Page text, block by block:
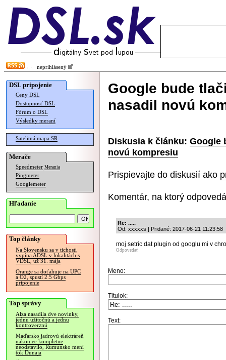
neprihlásený
DSL pripojenie
Ceny DSL
Dostupnosť DSL
Fórum o DSL
Výsledky meraní
Satelitná mapa SR
Merače
Speedmeter Merania
Pingmeter
Googlemeter
Hľadanie
Top články
Na Slovensku sa v tichosti
vypína ADSL v lokalitách s
VDSL, už 31. mája
Orange sa doťahuje na UPC
a O2, spustí 2.5 Gbps
pripojenie
Top správy
Alza nasadila dve novinky,
jednu užitočnú a jednu
kontroverznú
Maďarsko jadrovú elektráreň
nakoniec kompletne
neodstavilo, Rumunsko mení
tok Dunaja
Google bude
nasadil novú
Diskusia k článku: Google
novú kompresiu
Prispievajte do diskusií ako
Komentár, na ktorý
Re: .....
Od: xxxxxs | Pridané: 2017-06-21 11:23:58
moj setric dat plugin od googlu mi v
Odpovedať
Meno:
Titulok:
Text: